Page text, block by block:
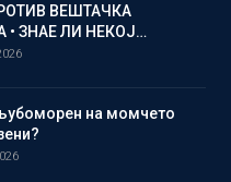
ВЕШТАЧКА
ЗНАЕ ЛИ НЕКОЈ…
на момчето